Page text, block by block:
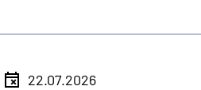
22.07.2026